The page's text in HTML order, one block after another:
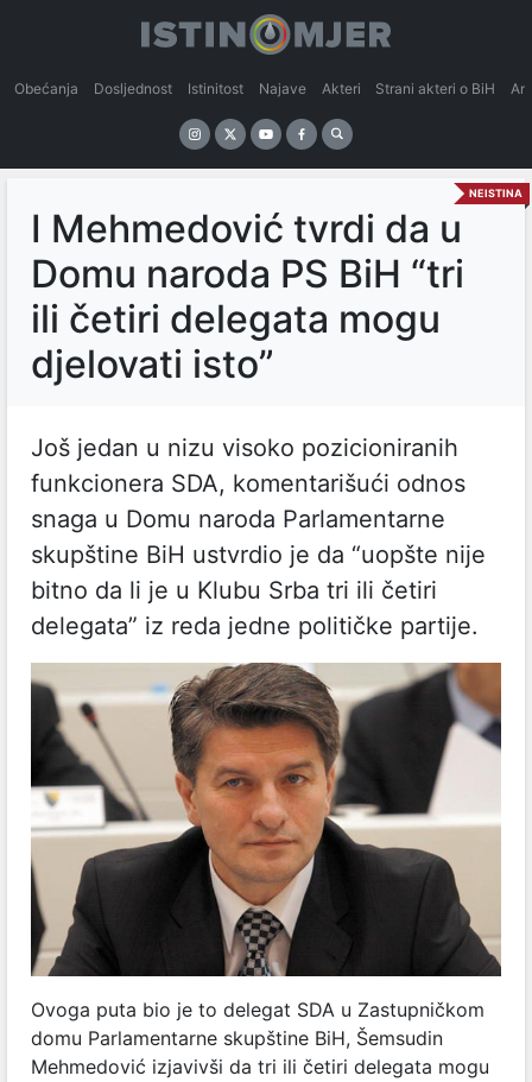
Obećanja Dosljednost Istinitost Najave Akteri Strani akteri o BiH
NEISTINA
I Mehmedović tvrdi da u
Domu naroda PS BiH “tri
ili četiri delegata mogu
djelovati isto”
Još jedan u nizu visoko pozicioniranih
funkcionera SDA, komentarišući odnos
snaga u Domu naroda Parlamentarne
skupštine BiH ustvrdio je da “uopšte nije
bitno da li je u Klubu Srba tri ili četiri
delegata” iz reda jedne političke partije.
Ovoga puta bio je to delegat SDA u Zastupničkom
domu Parlamentarne skupštine BiH, Šemsudin
Mehmedović izjavivši da tri ili četiri delegata mogu